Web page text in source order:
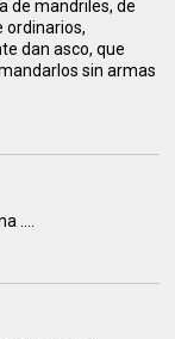
de mandriles, de
ordinarios,
dan asco, que
sin armas
....